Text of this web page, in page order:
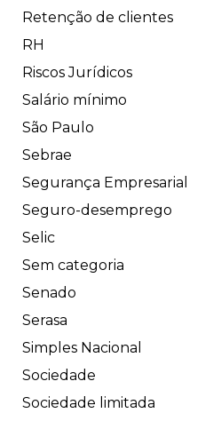
Retenção de clientes
RH
Riscos Jurídicos
Salário mínimo
São Paulo
Sebrae
Segurança Empresarial
Seguro-desemprego
Selic
Sem categoria
Senado
Serasa
Simples Nacional
Sociedade
Sociedade limitada